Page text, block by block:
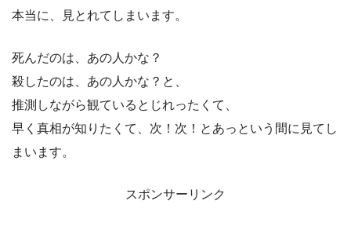
本当に、見とれてしまいます。
死んだのは、あの人かな？
殺したのは、あの人かな？と、
推測しながら観ているとじれったくて、
早く真相が知りたくて、次！次！とあっという間に見てし
まいます。
スポンサーリンク